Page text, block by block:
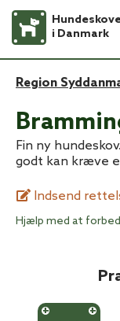
i Danmark
Region
Fin ny
godt kan kræve
Indsend
Hjælp med at